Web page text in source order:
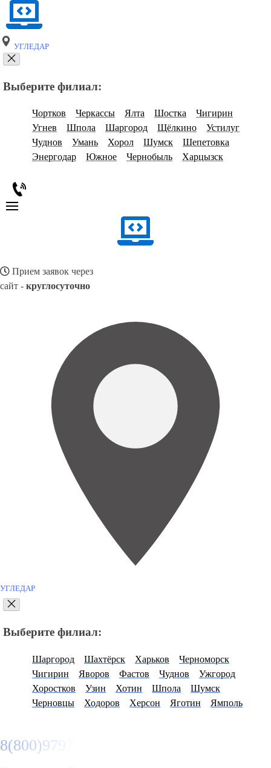
УГЛЕДАР
Выберите филиал:
Чортков Черкассы Ялта Шостка
Чигирин
Угнев
Шпола Шаргород Щёлкино
Устилуг
Чуднов
Умань Хорол Шумск
Шепетовка
Энергодар
Южное Чернобыль Харцызск
Прием заявок через
сайт - круглосуточно
УГЛЕДАР
Выберите филиал:
Шаргород Шахтёрск Харьков
Черноморск
Чигирин
Яворов Фастов Чуднов
Ужгород
Хоростков
Узин Хотин Шпола
Шумск
Черновцы
Ходоров Херсон Яготин Ямполь
8(800)9797043